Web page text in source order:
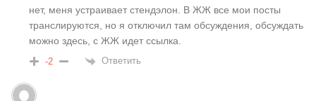
нет, меня устраивает стендэлон. В ЖЖ все мои посты
транслируются, но я отключил там обсуждения, обсуждать
можно здесь, с ЖЖ идет ссылка.
-2 Ответить